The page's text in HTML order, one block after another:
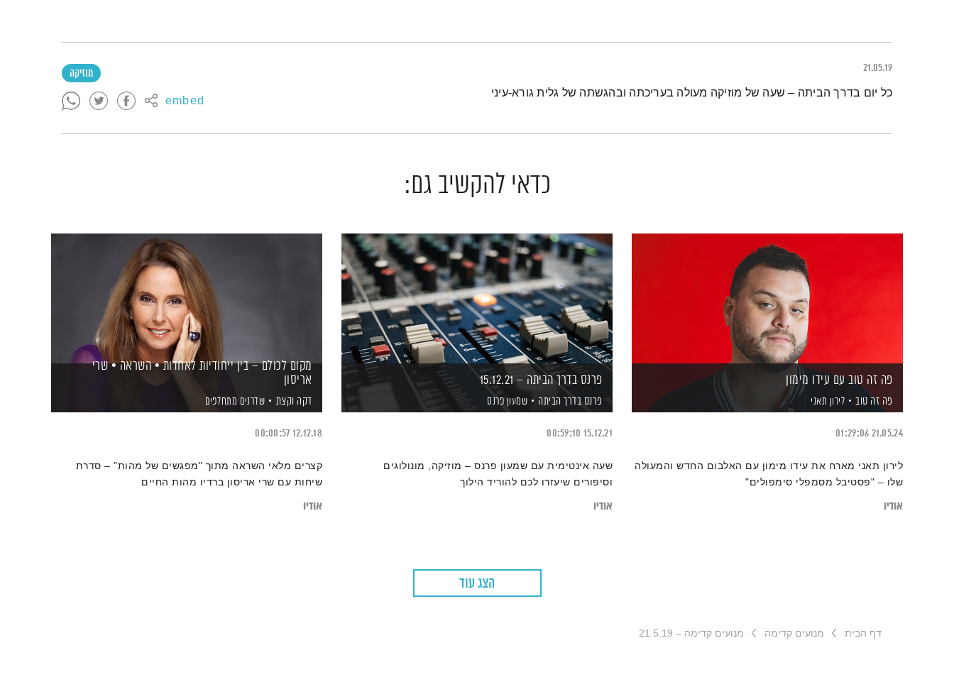
21.05.19 מוזיקה
embed תמצית הפודקאסט
כל יום בדרך הביתה – שעה של מוזיקה מעולה בעריכתה ובהגשתה של גלית גורא-עיני
כדאי להקשיב גם:
פה זה טוב עם עידו מימון
פה זה טוב לירון תאני
21.05.24
01:29:06
לירון תאני מארח את עידו מימון עם האלבום החדש והמעולה
שלו – "פסטיבל מסמפלי סימפולים"
אודיו
פרנס בדרך הביתה – 15.12.21
פרנס בדרך הביתה שמעון פרנס
15.12.21
00:59:10
שעה אינטימית עם שמעון פרנס – מוזיקה, מונולוגים
וסיפורים שיעזרו לכם להוריד הילוך
אודיו
מקום לכולם – בין ייחודיות לאחדות • השראה • שרי
אריסון
דקה וקצת שדרנים מתחלפים
12.12.18
00:00:57
קצרים מלאי השראה מתוך "מפגשים של מהות" – סדרת
שיחות עם שרי אריסון ברדיו מהות החיים
אודיו
הצג עוד
דף הבית מנועים קדימה מנועים קדימה – 21.5.19